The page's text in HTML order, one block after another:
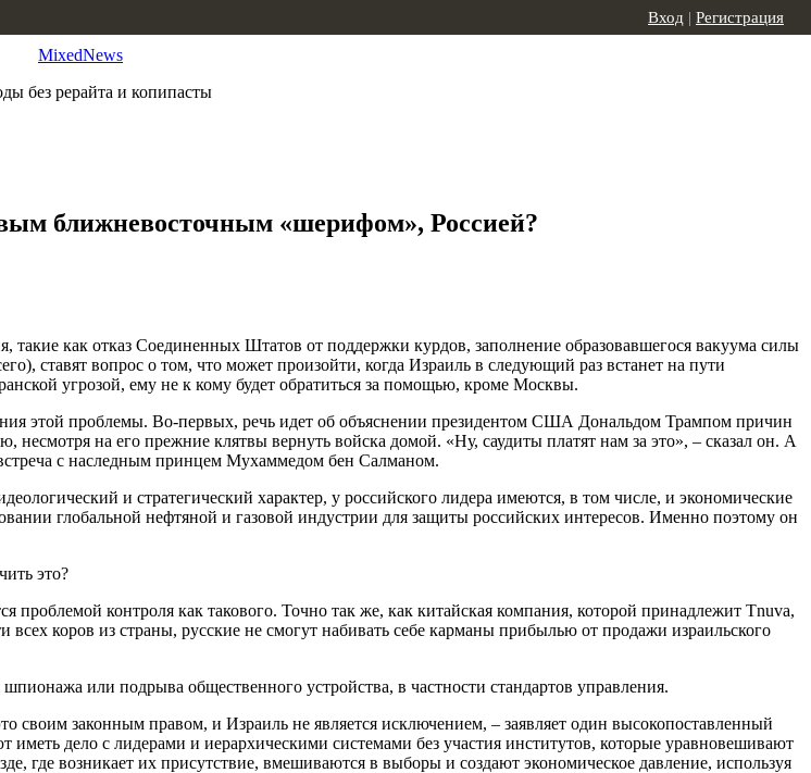
MixedNews
без рерайта и копипасты
Вход | Регистрация
ближневосточным «шерифом», Россией?
как отказ Соединенных Штатов от поддержки курдов, заполнение образовавшегося вакуума силы
ставят вопрос о том, что может произойти, когда Израиль в следующий раз встанет на пути
угрозой, ему не к кому будет обратиться за помощью, кроме Москвы.
этой проблемы. Во-первых, речь идет об объяснении президентом США Дональдом Трампом причин
на его прежние клятвы вернуть войска домой. «Ну, саудиты платят нам за это», – сказал он. А
с наследным принцем Мухаммедом бен Салманом.
и стратегический характер, у российского лидера имеются, в том числе, и экономические
глобальной нефтяной и газовой индустрии для защиты российских интересов. Именно поэтому он
это?
проблемой контроля как такового. Точно так же, как китайская компания, которой принадлежит Tnuva,
коров из страны, русские не смогут набивать себе карманы прибылью от продажи израильского
или подрыва общественного устройства, в частности стандартов управления.
своим законным правом, и Израиль не является исключением, – заявляет один высокопоставленный
дело с лидерами и иерархическими системами без участия институтов, которые уравновешивают
где возникает их присутствие, вмешиваются в выборы и создают экономическое давление, используя